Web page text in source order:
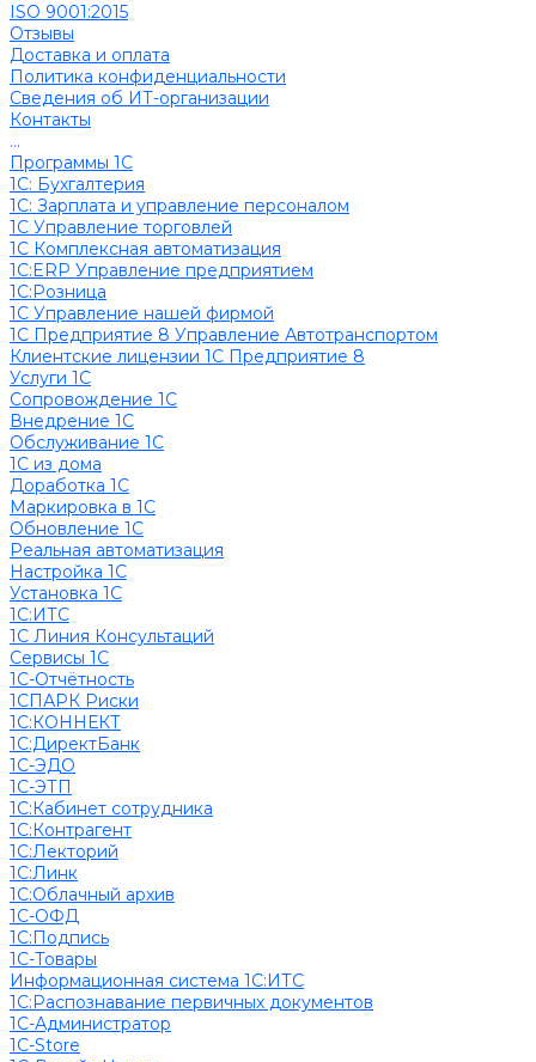
ISO 9001:2015
Отзывы
Доставка и оплата
Политика конфиденциальности
Сведения об ИТ-организации
Контакты
...
Программы 1С
1C: Бухгалтерия
1С: Зарплата и управление персоналом
1С Управление торговлей
1С Комплексная автоматизация
1С:ERP Управление предприятием
1С:Розница
1С Управление нашей фирмой
1С Предприятие 8 Управление Автотранспортом
Клиентские лицензии 1С Предприятие 8
Услуги 1С
Сопровождение 1С
Внедрение 1С
Обслуживание 1С
1С из дома
Доработка 1С
Маркировка в 1С
Обновление 1С
Реальная автоматизация
Настройка 1С
Установка 1С
1С:ИТС
1С Линия Консультаций
Сервисы 1С
1С-Отчётность
1СПАРК Риски
1С:КОННЕКТ
1С:ДиректБанк
1С-ЭДО
1С-ЭТП
1С:Кабинет сотрудника
1С:Контрагент
1С:Лекторий
1С:Линк
1С:Облачный архив
1С-ОФД
1С:Подпись
1С-Товары
Информационная система 1С:ИТС
1С:Распознавание первичных документов
1С-Администратор
1С-Store